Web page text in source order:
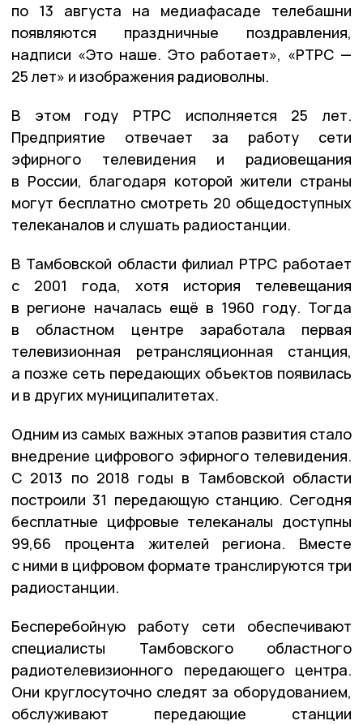
по 13 августа на медиафасаде телебашни
появляются праздничные поздравления,
надписи «Это наше. Это работает», «РТРС —
25 лет» и изображения радиоволны.
В этом году РТРС исполняется 25 лет.
Предприятие отвечает за работу сети
эфирного телевидения и радиовещания
в России, благодаря которой жители страны
могут бесплатно смотреть 20 общедоступных
телеканалов и слушать радиостанции.
В Тамбовской области филиал РТРС работает
с 2001 года, хотя история телевещания
в регионе началась ещё в 1960 году. Тогда
в областном центре заработала первая
телевизионная ретрансляционная станция,
а позже сеть передающих объектов появилась
и в других муниципалитетах.
Одним из самых важных этапов развития стало
внедрение цифрового эфирного телевидения.
С 2013 по 2018 годы в Тамбовской области
построили 31 передающую станцию. Сегодня
бесплатные цифровые телеканалы доступны
99,66 процента жителей региона. Вместе
с ними в цифровом формате транслируются три
радиостанции.
Бесперебойную работу сети обеспечивают
специалисты Тамбовского областного
радиотелевизионного передающего центра.
Они круглосуточно следят за оборудованием,
обслуживают передающие станции